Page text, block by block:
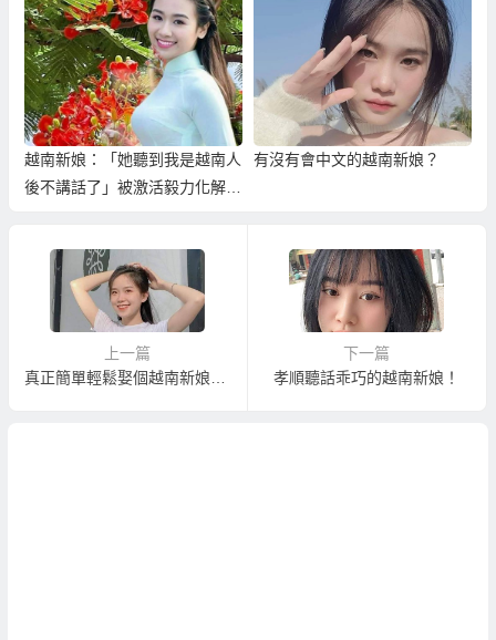
越南新娘：「她聽到我是越南人
後不講話了」被激活毅力化解外
有沒有會中文的越南新娘？
上一篇
下一篇
孝順聽話乖巧的越南新娘！